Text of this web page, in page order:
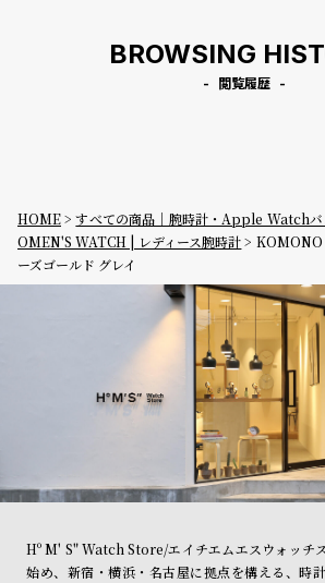
BROWSING
閲覧履歴
HOME すべての商品｜腕時計・Apple Watchバ
OMEN'S WATCH | レディース腕時計
KOMONO
ーズゴールド グレイ
Hº M' S" Watch Store/エイチエムエスウォッチ
始め、新宿・横浜・名古屋に拠点を構える、時